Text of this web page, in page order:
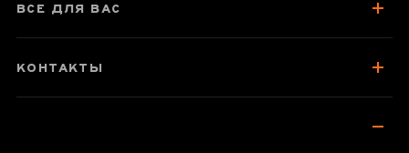
ВСЕ ДЛЯ ВАС
КОНТАКТЫ